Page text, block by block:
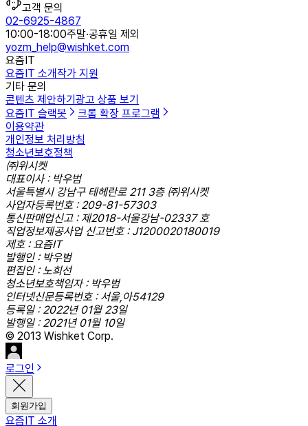
고객 문의
02-6925-4867
10:00-18:00주말·공휴일 제외
yozm_help@wishket.com
요즘IT
요즘IT 소개작가 지원
기타 문의
콘텐츠 제안하기광고 상품 보기
요즘IT 슬랙봇
크롬 확장 프로그램
이용약관
개인정보 처리방침
청소년보호정책
㈜위시켓
대표이사 : 박우범
서울특별시 강남구 테헤란로 211 3층 ㈜위시켓
사업자등록번호 : 209-81-57303
통신판매업신고 : 제2018-서울강남-02337 호
직업정보제공사업 신고번호 : J1200020180019
제호 : 요즘IT
발행인 : 박우범
편집인 : 노희선
청소년보호책임자 : 박우범
인터넷신문등록번호 : 서울,아54129
등록일 : 2022년 01월 23일
발행일 : 2021년 01월 10일
© 2013 Wishket Corp.
로그인
회원가입
요즘IT 소개